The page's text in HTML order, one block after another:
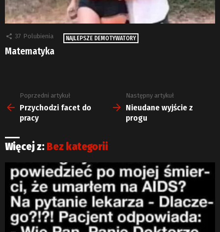
37 Polubienia NAJLEPSZE DEMOTYWATORY
Matematyka
Zobacz
więcej
Poprzedni artykuł
Przychodzi facet do
pracy
Następny artykuł
Nieudane wyjście z
progu
Więcej z: Bez kategorii